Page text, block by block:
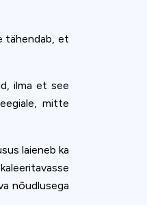
tähendab, et
ilma et see
mitte
laieneb ka
nõudlusega